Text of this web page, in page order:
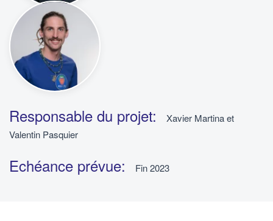
Responsable du projet: Xavier Martina et
Valentin Pasquier
Echéance prévue: Fin 2023